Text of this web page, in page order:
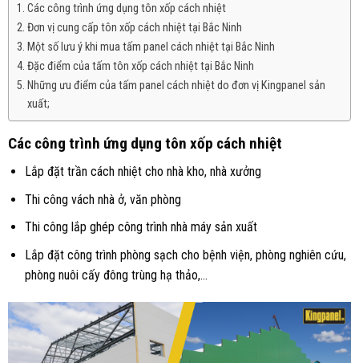
Các công trình ứng dụng tôn xốp cách nhiệt
Đơn vị cung cấp tôn xốp cách nhiệt tại Bắc Ninh
Một số lưu ý khi mua tấm panel cách nhiệt tại Bắc Ninh
Đặc điểm của tấm tôn xốp cách nhiệt tại Bắc Ninh
Những ưu điểm của tấm panel cách nhiệt do đơn vị Kingpanel sản
xuất;
Các công trình ứng dụng tôn xốp cách nhiệt
Lắp đặt trần cách nhiệt cho nhà kho, nhà xưởng
Thi công vách nhà ở, văn phòng
Thi công lắp ghép công trình nhà máy sản xuất
Lắp đặt công trình phòng sạch cho bệnh viện, phòng nghiên cứu,
phòng nuôi cấy đông trùng hạ thảo,…